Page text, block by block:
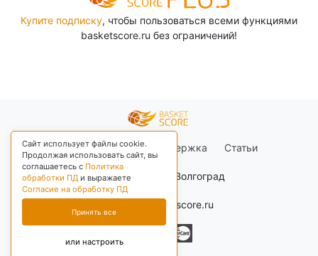
Сайт использует файлы cookie.
Продолжая использовать сайт, вы
соглашаетесь с Политика
обработки ПД и выражаете
Согласие на обработку ПД
Принять все
или настроить
Купите подписку, чтобы пользоваться всеми функциями
basketscore.ru без ограничений!
Правила сайта Поддержка Статьи
+03 Москва, Волгоград
© 2026 basketscore.ru